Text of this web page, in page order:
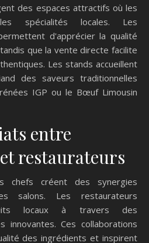
des espaces attractifs où les
spécialités locales. Les
d'apprécier la qualité
que la vente directe facilite
Les stands accueillent
des saveurs traditionnelles
IGP ou le Bœuf Limousin
entre
restaurateurs
chefs créent des synergies
salons. Les restaurateurs
locaux à travers des
innovantes. Ces collaborations
des ingrédients et inspirent